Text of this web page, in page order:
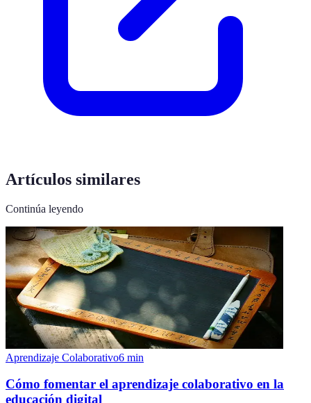
Artículos similares
Continúa leyendo
Aprendizaje Colaborativo6 min
Cómo fomentar el aprendizaje colaborativo en la
educación digital